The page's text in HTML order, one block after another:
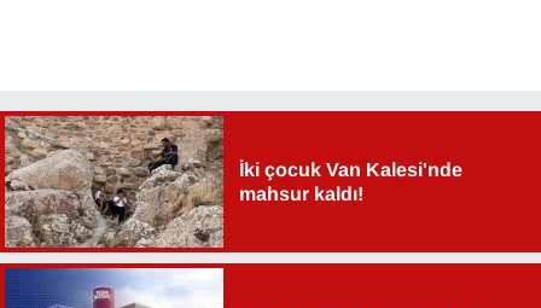
İki çocuk Van Kalesi'nde
mahsur kaldı!